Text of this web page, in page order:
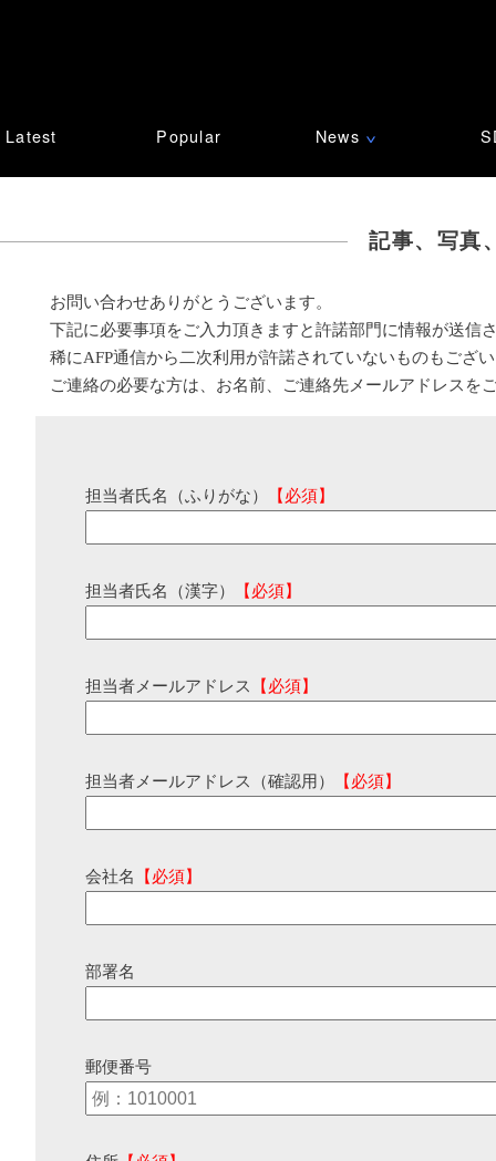
Latest Popular News ∨
記事、写真
お問い合わせありがとうございます。
下記に必要事項をご入力頂きますと許諾部門に情報が送信
稀にAFP通信から二次利用が許諾されていないものもござ
ご連絡の必要な方は、お名前、ご連絡先メールアドレスを
担当者氏名（ふりがな） 【必須】
担当者氏名（漢字） 【必須】
担当者メールアドレス 【必須】
担当者メールアドレス（確認用） 【必須】
会社名 【必須】
部署名
郵便番号